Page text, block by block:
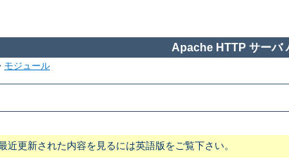
Apache HTTP サーバ
モジュール
更新された内容を見るには英語版をご覧下さい。